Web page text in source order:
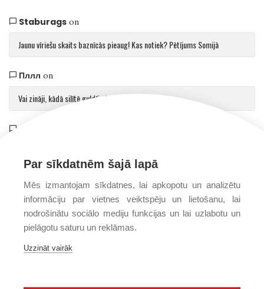
Staburagson
Jaunu vīriešu skaits baznīcās pieaug! Kas notiek? Pētījums Somijā
Пллл on
Vai zināji, kādā silītē guldīja Jēzu?
Par sīkdatnēm šajā lapā
Mēs izmantojam sīkdatnes, lai apkopotu un analizētu
informāciju par vietnes veiktspēju un lietošanu, lai
nodrošinātu sociālo mediju funkcijas un lai uzlabotu un
pielāgotu saturu un reklāmas.
Uzzināt vairāk